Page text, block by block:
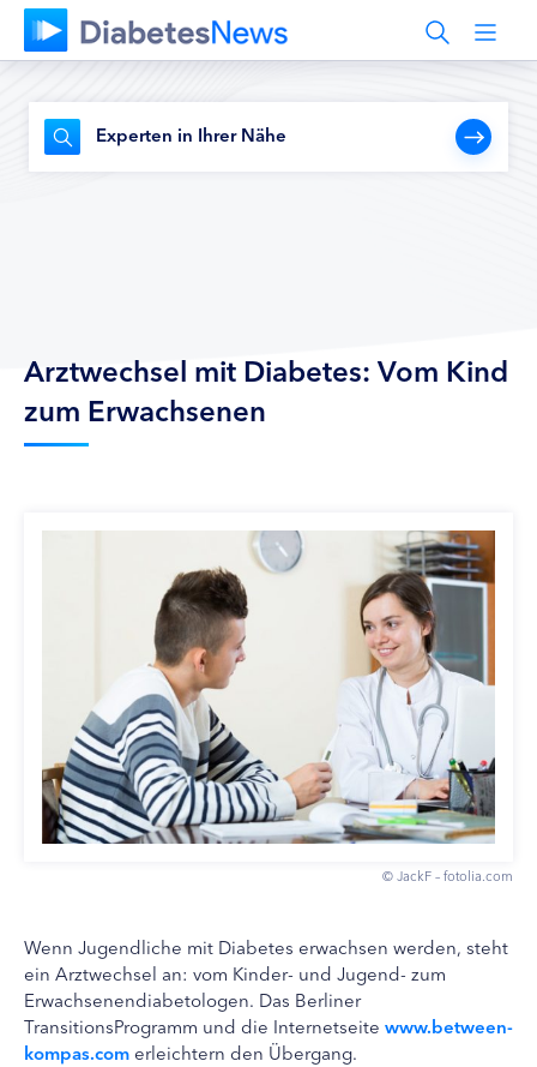
Experten in Ihrer Nähe
Arztwechsel mit Diabetes: Vom Kind
zum Erwachsenen
© JackF – fotolia.com
Wenn Jugendliche mit Diabetes erwachsen werden, steht
ein Arztwechsel an: vom Kinder- und Jugend- zum
Erwachsenendiabetologen. Das Berliner
TransitionsProgramm und die Internetseite www.between-
kompas.comerleichtern den Übergang.